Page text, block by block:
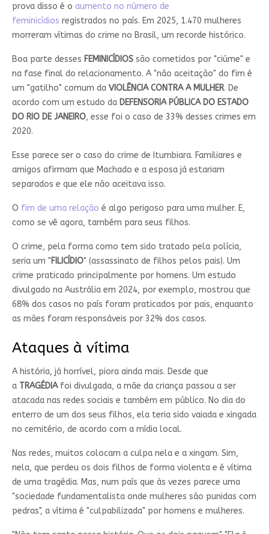
prova disso é o aumento no número de
feminicídios registrados no país. Em 2025, 1.470 mulheres
morreram vítimas do crime no Brasil, um recorde histórico.
Boa parte desses FEMINICÍDIOSsão cometidos por "ciúme" e
na fase final do relacionamento. A "não aceitação" do fim é
um "gatilho" comum da VIOLÊNCIA CONTRA A MULHER. De
acordo com um estudo da DEFENSORIA PÚBLICA DO ESTADO
DO RIO DE JANEIRO, esse foi o caso de 33% desses crimes em
2020.
Esse parece ser o caso do crime de Itumbiara. Familiares e
amigos afirmam que Machado e a esposa já estariam
separados e que ele não aceitava isso.
O fim de uma relação é algo perigoso para uma mulher. E,
como se vê agora, também para seus filhos.
O crime, pela forma como tem sido tratado pela polícia,
seria um "FILICÍDIO" (assassinato de filhos pelos pais). Um
crime praticado principalmente por homens. Um estudo
divulgado na Austrália em 2024, por exemplo, mostrou que
68% dos casos no país foram praticados por pais, enquanto
as mães foram responsáveis por 32% dos casos.
Ataques à vítima
A história, já horrível, piora ainda mais. Desde que
a TRAGÉDIAfoi divulgada, a mãe da criança passou a ser
atacada nas redes sociais e também em público. No dia do
enterro de um dos seus filhos, ela teria sido vaiada e xingada
no cemitério, de acordo com a mídia local.
Nas redes, muitos colocam a culpa nela e a xingam. Sim,
nela, que perdeu os dois filhos de forma violenta e é vítima
de uma tragédia. Mas, num país que às vezes parece uma
"sociedade fundamentalista onde mulheres são punidas com
pedras", a vítima é "culpabilizada" por homens e mulheres.